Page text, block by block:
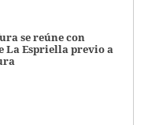
se reúne con
La Espriella previo a